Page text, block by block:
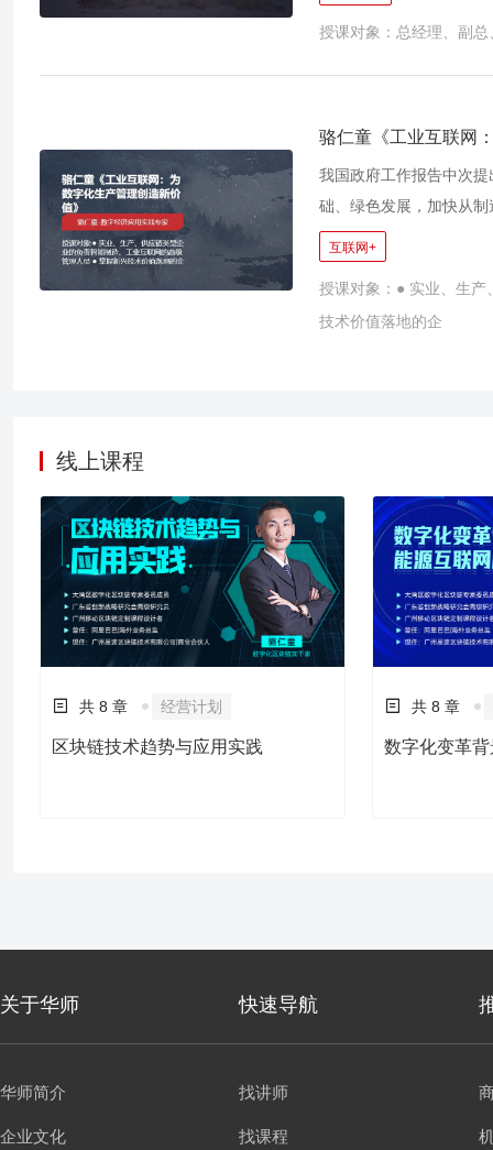
革新带来了巨大的社会
卖方市场假设已经不再
跟不上市场上不断变化
下组织变革的新特点和
价值的创新来源。通过
字经济未来。
授课对象：总经理、副
骆仁童《工业互联网
我国政府工作报告中次
础、绿色发展，加快从制
联网之后，又一个的改
联网延伸、创新和发展
合发展、开放协同与创
的发展也为5G（第五代
互联网+
授课对象：● 实业、生产
技术价值落地的企
线上课程
共 8 章 经营计划
区块链技术趋势与应用实践
共 8 章
数字化变革
关于华师 快速导航
华师简介
企业文化
找讲师
找课程